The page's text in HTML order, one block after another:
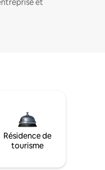
et
Résidence de
tourisme